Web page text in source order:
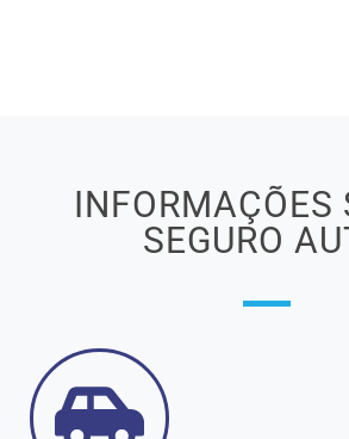
INFORMAÇÕES
SEGURO